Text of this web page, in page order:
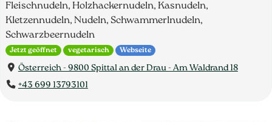
Fleischnudeln, Holzhackernudeln, Kasnudeln,
Kletzennudeln, Nudeln, Schwammerlnudeln,
Schwarzbeernudeln
Jetzt geöffnet vegetarisch Webseite
Österreich - 9800 Spittal an der Drau - Am Waldrand 18
+43 699 13793101